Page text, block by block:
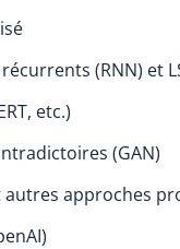
(RNN) et
etc.)
(GAN)
autres approches